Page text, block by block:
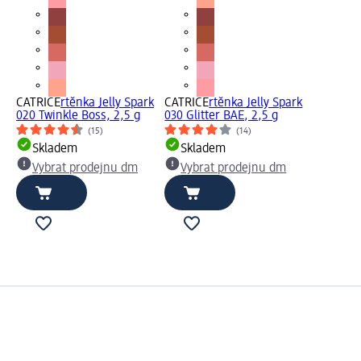
CATRICErtěnka Jelly Spark
020 Twinkle Boss, 2,5 g
(15)
Skladem
Vybrat prodejnu dm
CATRICErtěnka Jelly Spark
030 Glitter BAE, 2,5 g
(14)
Skladem
Vybrat prodejnu dm